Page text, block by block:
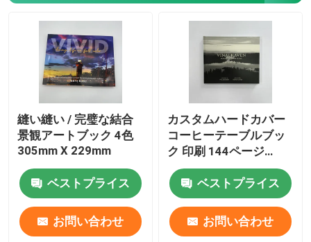
カレンダー印刷サービス
カスタム 雑誌 印刷
絵本 の 印刷
コミック印刷
仕組みの 聖書 印刷
縫い縫い / 完璧な結合
景観アートブック 4色
305mm X 229mm
ベストプライス
お問い合わせ
カスタムハードカバー
コーヒーテーブルブッ
ク 印刷 144ページ
157gm アート紙
ベストプライス
お問い合わせ